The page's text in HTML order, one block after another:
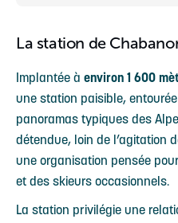
La station de
Implantée à environ 1 600
une station paisible,
panoramas typiques des
détendue, loin de l’agitation
une organisation pensée
et des skieurs occasionnels.
La station privilégie une